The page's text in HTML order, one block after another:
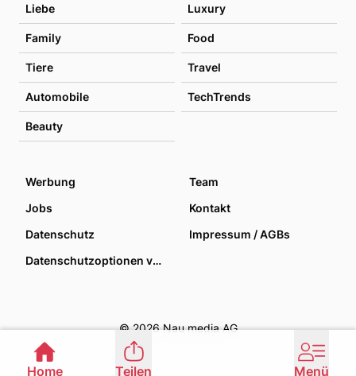
Liebe Luxury
Family Food
Tiere Travel
Automobile TechTrends
Beauty
Werbung
Team
Jobs
Kontakt
Datenschutz
Impressum / AGBs
Datenschutzoptionen verwalten
© 2026 Nau media AG
Home Teilen Menü